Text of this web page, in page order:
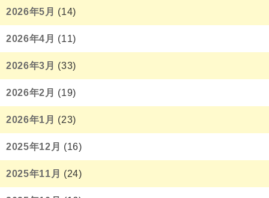
2026年5月 (14)
2026年4月 (11)
2026年3月 (33)
2026年2月 (19)
2026年1月 (23)
2025年12月 (16)
2025年11月 (24)